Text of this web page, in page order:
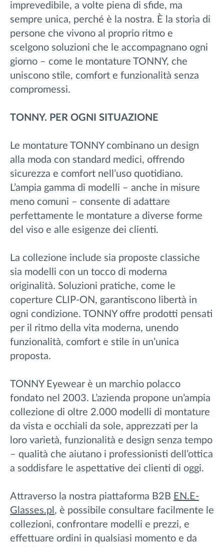
imprevedibile, a volte piena di sfide, ma
sempre unica, perché è la nostra. È la storia di
persone che vivono al proprio ritmo e
scelgono soluzioni che le accompagnano ogni
giorno – come le montature TONNY, che
uniscono stile, comfort e funzionalità senza
compromessi.
TONNY. PER OGNI SITUAZIONE
Le montature TONNY combinano un design
alla moda con standard medici, offrendo
sicurezza e comfort nell’uso quotidiano.
L’ampia gamma di modelli – anche in misure
meno comuni – consente di adattare
perfettamente le montature a diverse forme
del viso e alle esigenze dei clienti.
La collezione include sia proposte classiche
sia modelli con un tocco di moderna
originalità. Soluzioni pratiche, come le
coperture CLIP-ON, garantiscono libertà in
ogni condizione. TONNY offre prodotti pensati
per il ritmo della vita moderna, unendo
funzionalità, comfort e stile in un’unica
proposta.
TONNY Eyewear è un marchio polacco
fondato nel 2003. L’azienda propone un’ampia
collezione di oltre 2.000 modelli di montature
da vista e occhiali da sole, apprezzati per la
loro varietà, funzionalità e design senza tempo
– qualità che aiutano i professionisti dell’ottica
a soddisfare le aspettative dei clienti di oggi.
Attraverso la nostra piattaforma B2B EN.E-
Glasses.pl , è possibile consultare facilmente le
collezioni, confrontare modelli e prezzi, e
effettuare ordini in qualsiasi momento e da